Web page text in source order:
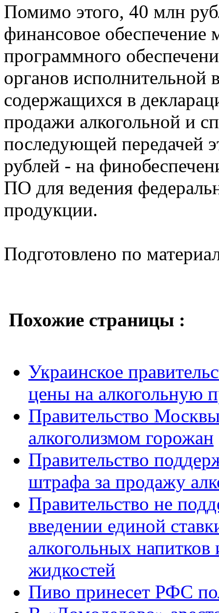
Помимо этого, 40 млн
финансовое обеспечение
программного
органов исполнительной
содержащихся в
продажи алкогольной и
последующей передачей
рублей - на
ПО для ведения
продукции.
Подготовлено по
Похожие страницы :
Украинское
цены на алкогольную
Правительство
алкоголизмом горожан
Правительство
штрафа за продажу
Правительство не
введении единой
алкогольных
жидкостей
Пиво принесет РФС